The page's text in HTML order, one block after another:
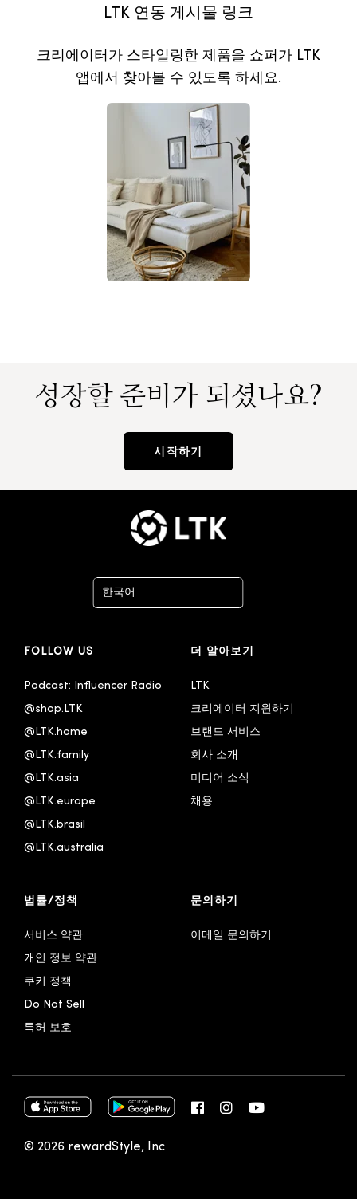
LTK 연동 게시물 링크
크리에이터가 스타일링한 제품을 쇼퍼가 LTK
앱에서 찾아볼 수 있도록 하세요.
성장할 준비가 되셨나요?
시작하기
한국어
English - United Kingdom
Español
FOLLOW US
Podcast: Influencer Radio
@shop.LTK
@LTK.home
@LTK.family
@LTK.asia
@LTK.europe
@LTK.brasil
@LTK.australia
더 알아보기
LTK
크리에이터 지원하기
브랜드 서비스
회사 소개
미디어 소식
채용
법률/정책
서비스 약관
개인 정보 약관
쿠키 정책
Do Not Sell
특허 보호
문의하기
이메일 문의하기
© 2026 rewardStyle, Inc